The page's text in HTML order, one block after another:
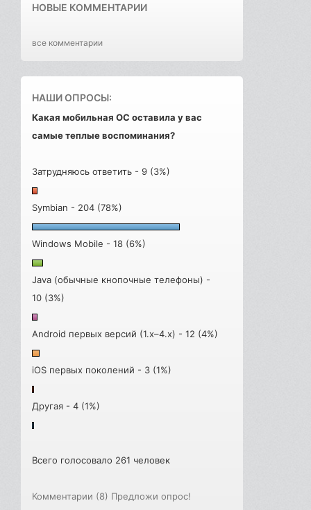
НОВЫЕ КОММЕНТАРИИ
все комментарии
НАШИ ОПРОСЫ:
Какая мобильная ОС оставила у вас
самые теплые воспоминания?
Затрудняюсь ответить - 9 (3%)
Symbian - 204 (78%)
Windows Mobile - 18 (6%)
Java (обычные кнопочные телефоны) -
10 (3%)
Android первых версий (1.x–4.x) - 12 (4%)
iOS первых поколений - 3 (1%)
Другая - 4 (1%)
Всего голосовало 261 человек
Комментарии (8) Предложи опрос!